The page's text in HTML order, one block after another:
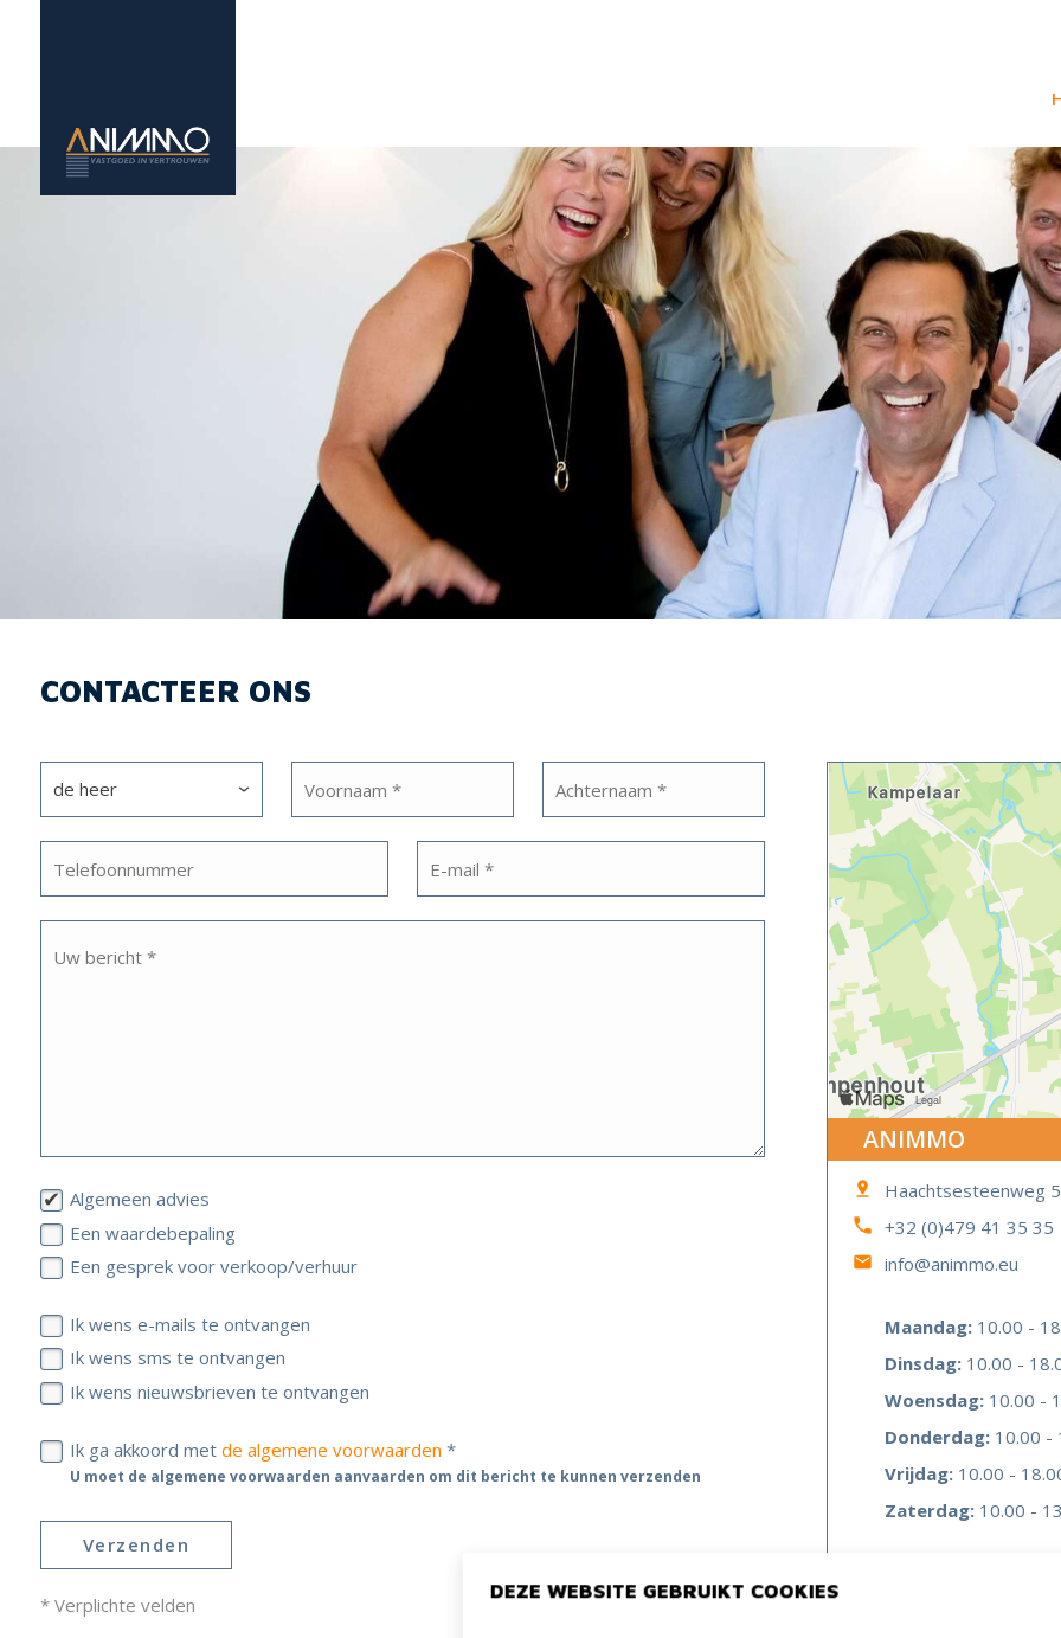
CONTACTEER ONS
ANIMMO
Haachtsesteenweg
+32 (0)479 41 35 35
info@animmo.eu
Maandag:10.00 -
Dinsdag:10.00 -
Woensdag:10.00 -
Donderdag:10.00 -
Vrijdag:10.00 -
Zaterdag:10.00 -
Algemeen advies
Een waardebepaling
Een gesprek voor verkoop/verhuur
Ik wens e-mails te ontvangen
Ik wens sms te ontvangen
Ik wens nieuwsbrieven te ontvangen
Ik ga akkoord met de algemene voorwaarden *
U moet de algemene voorwaarden aanvaarden om dit bericht te kunnen verzenden
Verzenden
* Verplichte velden
DEZE WEBSITE GEBRUIKT COOKIES